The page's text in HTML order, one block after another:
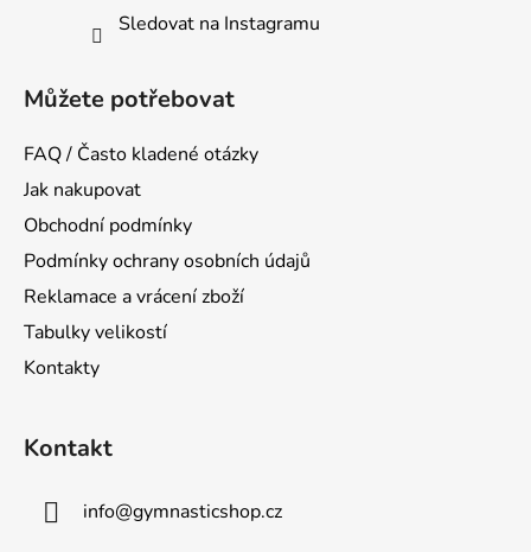
Sledovat na Instagramu
Můžete potřebovat
FAQ / Často kladené otázky
Jak nakupovat
Obchodní podmínky
Podmínky ochrany osobních údajů
Reklamace a vrácení zboží
Tabulky velikostí
Kontakty
Kontakt
info@gymnasticshop.cz